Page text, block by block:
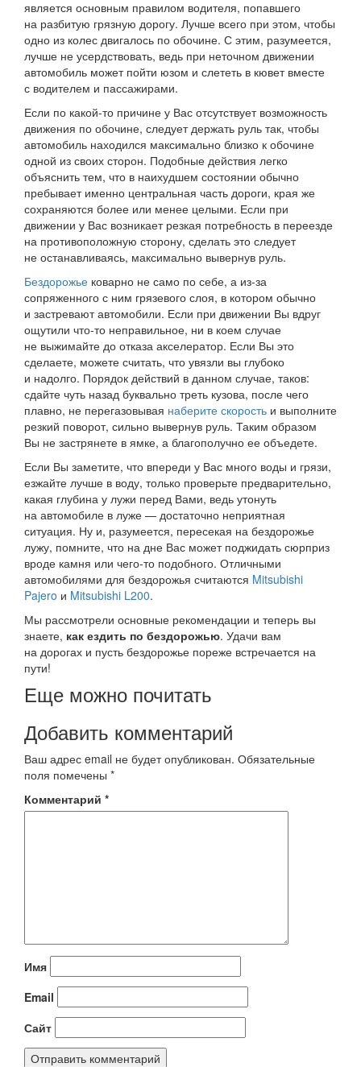
является основным правилом водителя, попавшего
на разбитую грязную дорогу. Лучше всего при этом, чтобы
одно из колес двигалось по обочине. С этим, разумеется,
лучше не усердствовать, ведь при неточном движении
автомобиль может пойти юзом и слететь в кювет вместе
с водителем и пассажирами.
Если по какой-то причине у Вас отсутствует возможность
движения по обочине, следует держать руль так, чтобы
автомобиль находился максимально близко к обочине
одной из своих сторон. Подобные действия легко
объяснить тем, что в наихудшем состоянии обычно
пребывает именно центральная часть дороги, края же
сохраняются более или менее целыми. Если при
движении у Вас возникает резкая потребность в переезде
на противоположную сторону, сделать это следует
не останавливаясь, максимально вывернув руль.
Бездорожье коварно не само по себе, а из-за
сопряженного с ним грязевого слоя, в котором обычно
и застревают автомобили. Если при движении Вы вдруг
ощутили что-то неправильное, ни в коем случае
не выжимайте до отказа акселератор. Если Вы это
сделаете, можете считать, что увязли вы глубоко
и надолго. Порядок действий в данном случае, таков:
сдайте чуть назад буквально треть кузова, после чего
плавно, не перегазовывая наберите скорость и выполните
резкий поворот, сильно вывернув руль. Таким образом
Вы не застрянете в ямке, а благополучно ее объедете.
Если Вы заметите, что впереди у Вас много воды и грязи,
езжайте лучше в воду, только проверьте предварительно,
какая глубина у лужи перед Вами, ведь утонуть
на автомобиле в луже — достаточно неприятная
ситуация. Ну и, разумеется, пересекая на бездорожье
лужу, помните, что на дне Вас может поджидать сюрприз
вроде камня или чего-то подобного. Отличными
автомобилями для бездорожья считаются Mitsubishi
Pajero и Mitsubishi L200.
Мы рассмотрели основные рекомендации и теперь вы
знаете, как ездить по бездорожью. Удачи вам
на дорогах и пусть бездорожье пореже встречается на
пути!
Еще можно почитать
Добавить комментарий
Ваш адрес email не будет опубликован. Обязательные
поля помечены *
Комментарий *
Имя
Email
Сайт